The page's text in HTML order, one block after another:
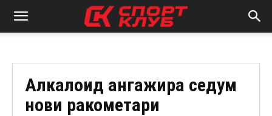
Алкалоид ангажира седум
нови ракометари